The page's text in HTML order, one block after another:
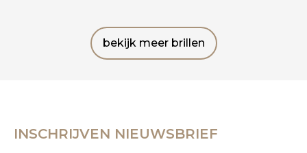
bekijk meer brillen
INSCHRIJVEN NIEUWSBRIEF